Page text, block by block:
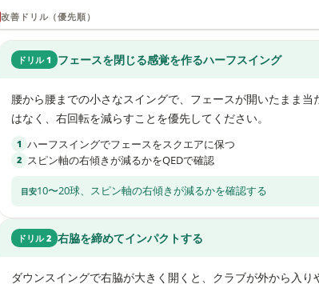
改善ドリル（優先順）
ドリル 1 フェースを閉じる感覚を作るハーフスイング
腰から腰までの小さなスイングで、フェースが開いたまま
はなく、右回転を減らすことを優先してください。
1 ハーフスイングでフェースをスクエアに保つ
2 スピン軸の右傾きが減るかをQEDで確認
10〜20球、スピン軸の右傾きが減るかを確認する
ドリル 2 右脇を締めてインパクトする
ダウンスイングで右脇が大きく開くと、クラブが外から入